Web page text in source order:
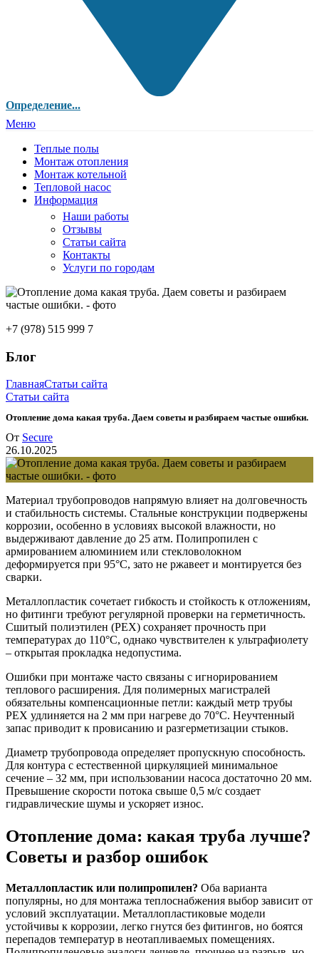
Определение...
Меню
Теплые полы
Монтаж отопления
Монтаж котельной
Тепловой насос
Информация
Наши работы
Отзывы
Статьи сайта
Контакты
Услуги по городам
+7 (978) 515 999 7
Блог
ГлавнаяСтатьи сайта
Статьи сайта
Отопление дома какая труба. Даем советы и разбираем частые ошибки.
От Secure
26.10.2025
Материал трубопроводов напрямую влияет на долговечность
и стабильность системы. Стальные конструкции подвержены
коррозии, особенно в условиях высокой влажности, но
выдерживают давление до 25 атм. Полипропилен с
армированием алюминием или стекловолокном
деформируется при 95°C, зато не ржавеет и монтируется без
сварки.
Металлопластик сочетает гибкость и стойкость к отложениям,
но фитинги требуют регулярной проверки на герметичность.
Сшитый полиэтилен (PEX) сохраняет прочность при
температурах до 110°C, однако чувствителен к ультрафиолету
– открытая прокладка недопустима.
Ошибки при монтаже часто связаны с игнорированием
теплового расширения. Для полимерных магистралей
обязательны компенсационные петли: каждый метр трубы
PEX удлиняется на 2 мм при нагреве до 70°C. Неучтенный
запас приводит к провисанию и разгерметизации стыков.
Диаметр трубопровода определяет пропускную способность.
Для контура с естественной циркуляцией минимальное
сечение – 32 мм, при использовании насоса достаточно 20 мм.
Превышение скорости потока свыше 0,5 м/с создает
гидравлические шумы и ускоряет износ.
Отопление дома: какая труба лучше?
Советы и разбор ошибок
Металлопластик или полипропилен? Оба варианта
популярны, но для монтажа теплоснабжения выбор зависит от
условий эксплуатации. Металлопластиковые модели
устойчивы к коррозии, легко гнутся без фитингов, но боятся
перепадов температур в неотапливаемых помещениях.